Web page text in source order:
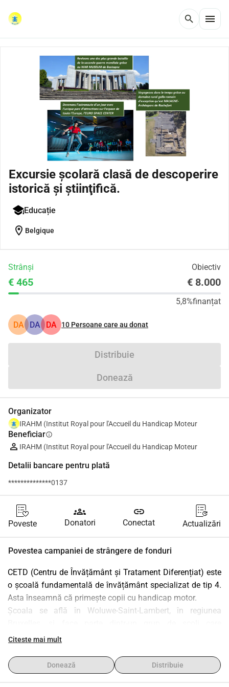
search menu
Excursie şcolară clasă de descoperire
istorică şi ştiinţifică.
Educație
location_on Belgique
Strânși Obiectiv
€ 465 € 8.000
5,8%finanțat
DA DA DA 10 Persoane care au donat
Distribuie
Donează
Organizator
IRAHM (Institut Royal pour l'Accueil du Handicap Moteur
Beneficiarinfo
IRAHM (Institut Royal pour l'Accueil du Handicap Moteur
Detalii bancare pentru plată
**************0137
Poveste
groups
Donatori
link
Conectat Actualizări
Povestea campaniei de strângere de fonduri
CETD (Centru de Învățământ și Tratament Diferențiat) este
o școală fundamentală de învățământ specializat de tip 4.
Asta înseamnă că primește copii cu handicap motor.
Școala se află în Woluwe-Saint-Lambert, în regiunea
promovează deschiderea către lumea exterioară,
deschidă către ceilalți și, mai ales, să înțeleagă și să se
integreze în societatea în care trăim, în ciuda diferențelor.
Citeste mai mult
Donează Distribuie